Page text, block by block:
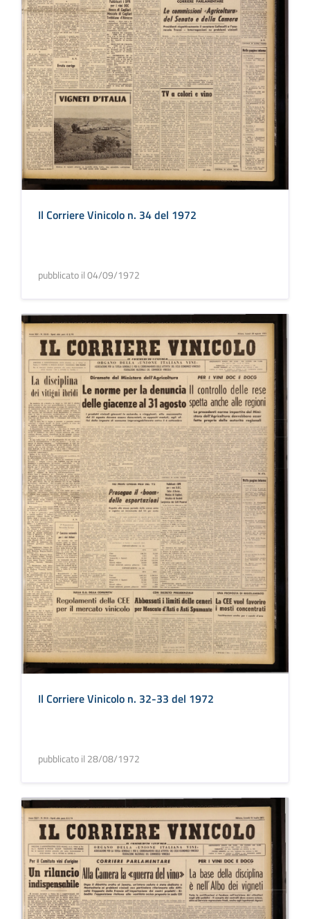
Il Corriere Vinicolo n. 34 del 1972
pubblicato il 04/09/1972
Il Corriere Vinicolo n. 32-33 del 1972
pubblicato il 28/08/1972